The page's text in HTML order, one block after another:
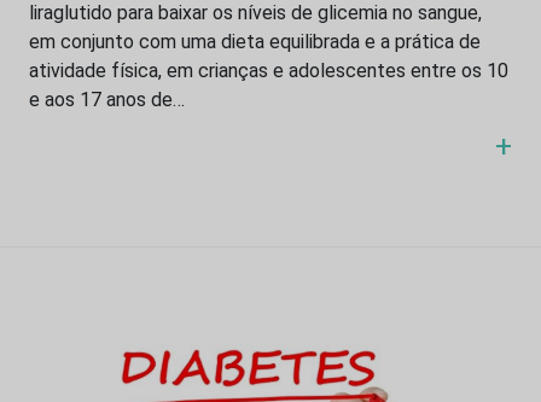
liraglutido para baixar os níveis de glicemia no sangue,
em conjunto com uma dieta equilibrada e a prática de
atividade física, em crianças e adolescentes entre os 10
e aos 17 anos de…
+